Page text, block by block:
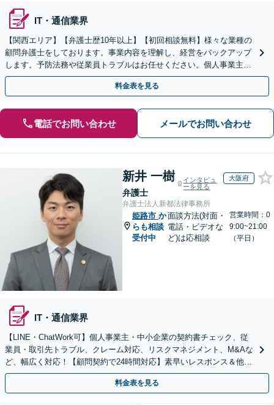
IT・通信業界
【関西エリア】【弁護士歴10年以上】【初回相談無料】様々な業種の
顧問弁護士をしております。事業内容を理解し、経営をバックアップ
します。予防法務や従業員トラブルはお任せください。個人事業主か
らのご相談も可【休日・夜間相談可】
料金表を見る
電話でお問い合わせ メールでお問い合わせ
新井 一樹
弁護士
インタビュ
ーを見る
大阪府
弁護士法人新都法律事務所
姫路市 か
らも相談
受付中
面談方法(対面・
電話・ビデオな
ど)は応相談
営業時間：0
9:00~21:00
（平日）
IT・通信業界
【LINE・ChatWork可】個人事業主・中小企業の契約書チェック、従
業員・取引先トラブル、クレーム対応、リスクマネジメント、M&Aな
ど、幅広く対応！【顧問契約で24時間対応】素早いレスポンス＆他士
業連携可【英語・韓国語対応】
料金表を見る